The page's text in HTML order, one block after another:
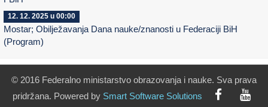
12. 12. 2025 u 00:00
Mostar; Obilježavanja Dana nauke/znanosti u Federaciji BiH
(Program)
© 2016 Federalno ministarstvo obrazovanja i nauke. Sva prava
pridržana. Powered by Smart Software Solutions